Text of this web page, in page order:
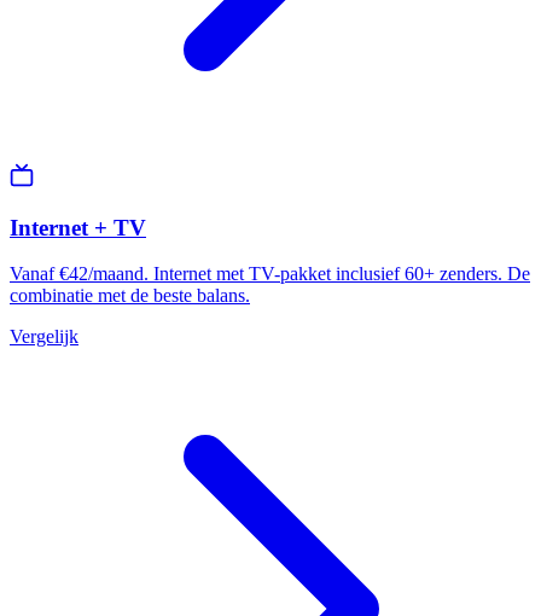
Internet + TV
Vanaf €42/maand. Internet met TV-pakket inclusief 60+ zenders. De
combinatie met de beste balans.
Vergelijk